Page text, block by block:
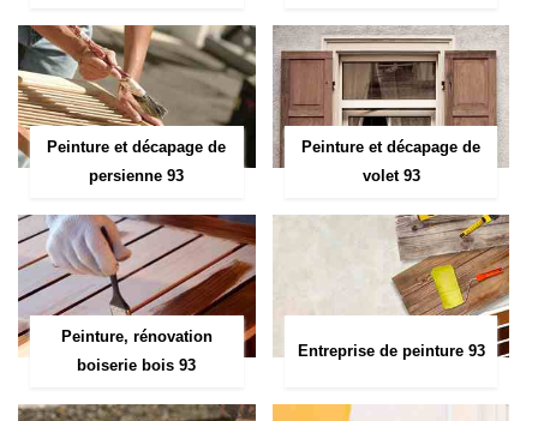
Peinture et décapage de
persienne 93
Peinture et décapage de
volet 93
Peinture, rénovation
boiserie bois 93
Entreprise de peinture 93